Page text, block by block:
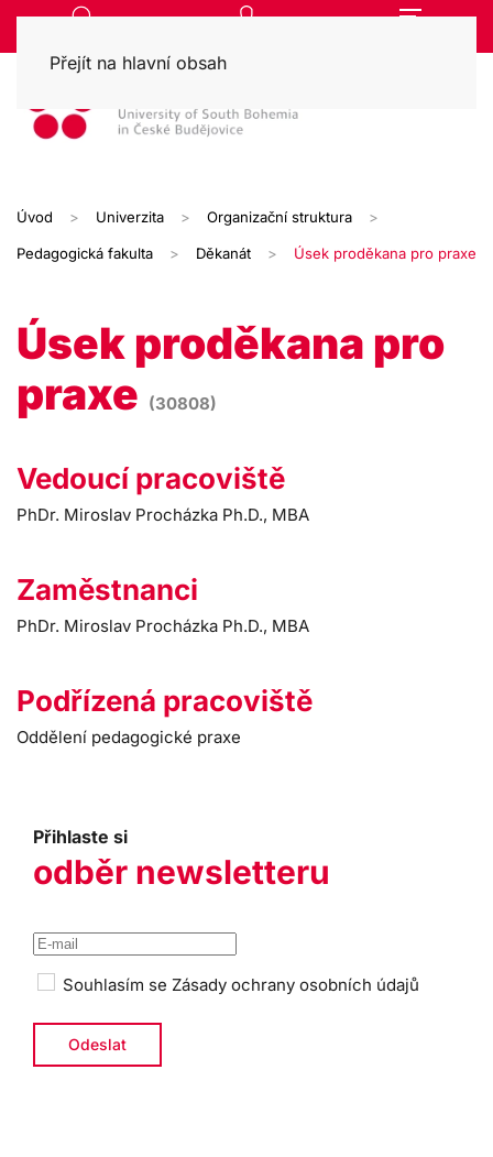
Přejít na hlavní obsah
Úvod Univerzita Organizační struktura
Pedagogická fakulta Děkanát Úsek proděkana pro praxe
Úsek proděkana pro
praxe (30808)
Vedoucí pracoviště
PhDr. Miroslav Procházka Ph.D., MBA
Zaměstnanci
PhDr. Miroslav Procházka Ph.D., MBA
Podřízená pracoviště
Oddělení pedagogické praxe
Přihlaste si
odběr newsletteru
Souhlasím se Zásady ochrany osobních údajů